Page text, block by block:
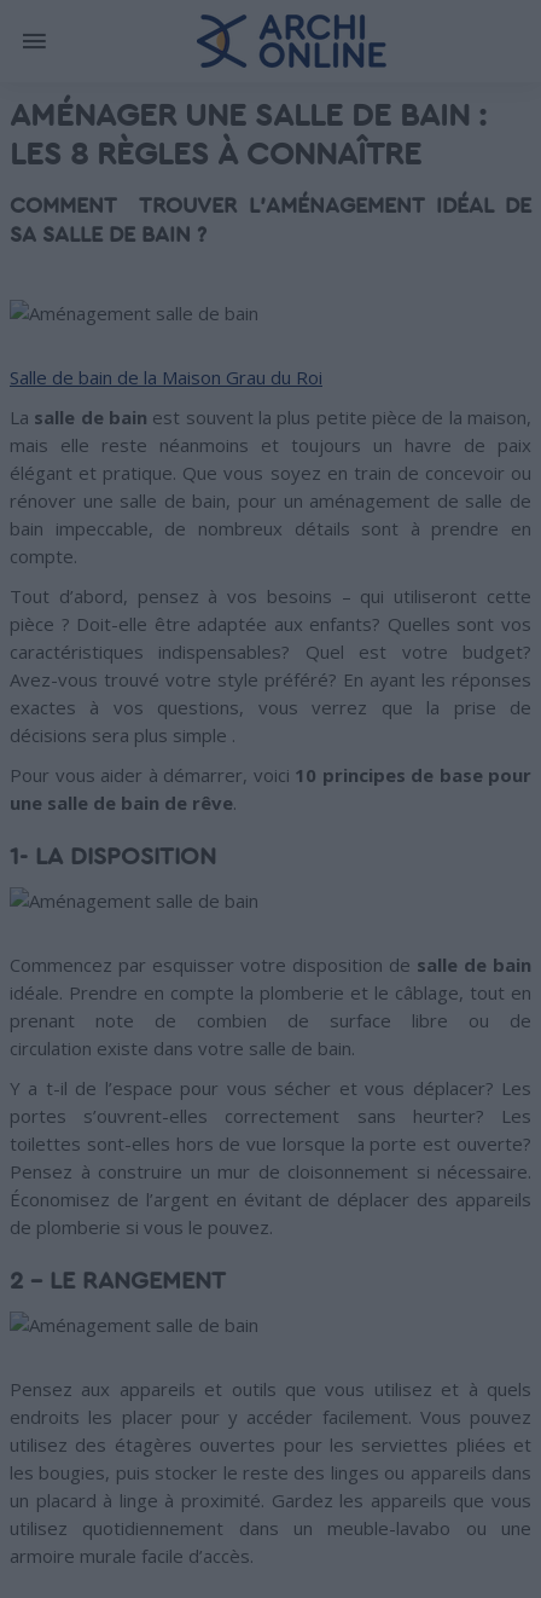
AMÉNAGER UNE SALLE DE BAIN :
LES 8 RÈGLES À CONNAÎTRE
COMMENT TROUVER L’AMÉNAGEMENT IDÉAL DE
SA SALLE DE BAIN ?
Salle de bain de la Maison Grau du Roi
La salle de bain est souvent la plus petite pièce de la maison,
mais elle reste néanmoins et toujours un havre de paix
élégant et pratique. Que vous soyez en train de concevoir ou
rénover une salle de bain, pour un aménagement de salle de
bain impeccable, de nombreux détails sont à prendre en
compte.
Tout d’abord, pensez à vos besoins – qui utiliseront cette
pièce ? Doit-elle être adaptée aux enfants? Quelles sont vos
caractéristiques indispensables? Quel est votre budget?
Avez-vous trouvé votre style préféré? En ayant les réponses
exactes à vos questions, vous verrez que la prise de
décisions sera plus simple .
Pour vous aider à démarrer, voici 10 principes de base pour
une salle de bain de rêve.
1- LA DISPOSITION
Commencez par esquisser votre disposition de salle de bain
idéale. Prendre en compte la plomberie et le câblage, tout en
prenant note de combien de surface libre ou de
circulation existe dans votre salle de bain.
Y a t-il de l’espace pour vous sécher et vous déplacer? Les
portes s’ouvrent-elles correctement sans heurter? Les
toilettes sont-elles hors de vue lorsque la porte est ouverte?
Pensez à construire un mur de cloisonnement si nécessaire.
Économisez de l’argent en évitant de déplacer des appareils
de plomberie si vous le pouvez.
2 – LE RANGEMENT
Pensez aux appareils et outils que vous utilisez et à quels
endroits les placer pour y accéder facilement. Vous pouvez
utilisez des étagères ouvertes pour les serviettes pliées et
les bougies, puis stocker le reste des linges ou appareils dans
un placard à linge à proximité. Gardez les appareils que vous
utilisez quotidiennement dans un meuble-lavabo ou une
armoire murale facile d’accès.